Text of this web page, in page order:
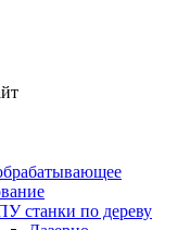
станки по дереву